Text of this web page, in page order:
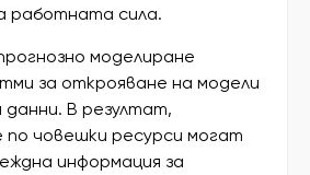
работната сила.
моделиране
за открояване на модели
В резултат,
човешки ресурси могат
информация за